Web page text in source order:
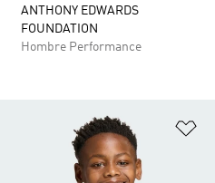
ANTHONY EDWARDS
FOUNDATION
Hombre Performance